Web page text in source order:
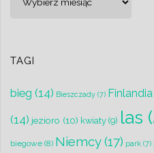
wpisy
TAGI
bieg (14) Bieszczady(7) Finlandia
(14) jezioro (10) kwiaty(9) las
biegowe(8) Niemcy(17) park(7)